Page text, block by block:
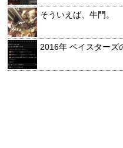
そういえば、牛門。
2016年 ベイスターズ